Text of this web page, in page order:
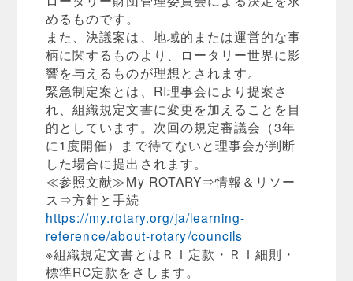
めるものです。
また、決議案は、地域的または運営的な事
柄に関するものより、ロータリー世界に影
響を与えるものが理想とされます。
緊急制定案とは、RI理事会により提案さ
れ、組織規定文書に変更を加えることを目
的としています。次回の規定審議会（3年
に1度開催）まで待てないと理事会が判断
した場合に提出されます。
≪参照文献≫My ROTARY⇒情報＆リソー
ス⇒方針と手続
https://my.rotary.org/ja/learning-
reference/about-rotary/councils
※組織規定文書とはＲＩ定款・ＲＩ細則・
標準RC定款をさします。